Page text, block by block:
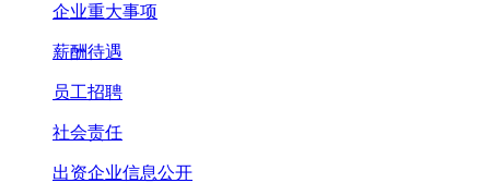
企业重大事项
薪酬待遇
员工招聘
社会责任
出资企业信息公开